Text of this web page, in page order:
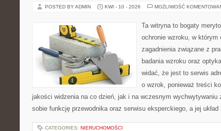
POSTED BY ADMIN KWI - 10 - 2026 MOŻLIWOŚĆ
Ta witryna to bogaty
ochronie wzroku, w
zagadnienia związane z
badania wzroku oraz
widać, że jest to serwis
o wzrok, ponieważ treści
jakości widzenia na co dzień, jak i na wczesnym wychwytywaniu
sobie funkcję przewodnika oraz serwisu eksperckiego, a jej
CATEGORIES: NIERUCHOMOŚCI